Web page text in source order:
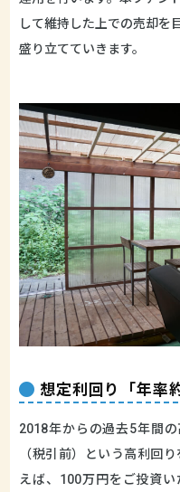
して維持した上での売却を
盛り立てていきます。
想定利回り「年率
2018年からの過去5年間
（税引前）という高利回
えば、100万円をご投資